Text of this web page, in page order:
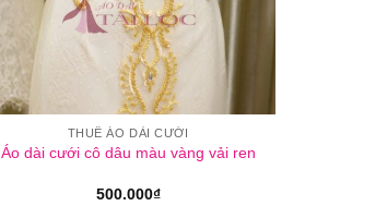
THUÊ ÁO DÀI CƯỚI
Áo dài cưới cô dâu màu vàng vải ren
500.000₫